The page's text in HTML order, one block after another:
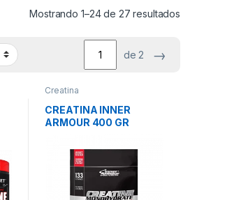
Mostrando 1–24 de 27 resultados
de 2 →
Creatina
CREATINA INNER
ARMOUR 400 GR